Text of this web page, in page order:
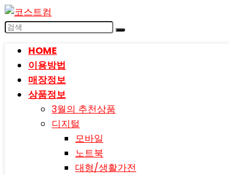
HOME
이용방법
매장정보
상품정보
3월의 추천상품
디지털
모바일
노트북
대형/생활가전